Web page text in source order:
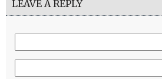
LEAVE A REPLY